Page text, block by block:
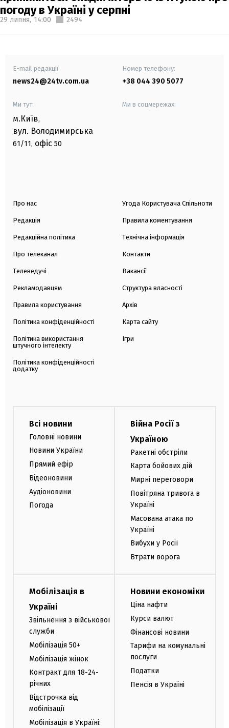
погоду в Україні у серпні
29 липня, 14:00 2494
E-mail редакції
news24@24tv.com.ua
Номер телефону:
+38 044 390 5077
Ми тут:
м.Київ,
вул. Володимирська
61/11, офіс 50
Ми в соцмережах:
Про нас
Редакція
Редакційна політика
Про телеканал
Телеведучі
Рекламодавцям
Правила користування
Політика конфіденційності
Політика використання
штучного інтелекту
Політика конфіденційності
додатку
Угода Користувача Спільноти
Правила коментування
Технічна інформація
Контакти
Вакансії
Структура власності
Архів
Карта сайту
Ігри
Всі новини
Головні новини
Новини України
Прямий ефір
Відеоновини
Аудіоновини
Погода
Війна Росії з
Україною
Ракетні обстріли
Карта бойових дій
Мирні переговори
Повітряна тривога в
Україні
Масована атака по
Україні
Вибухи у Росії
Втрати ворога
Мобілізація в
Україні
Звільнення з військової
служби
Мобілізація 50+
Мобілізація жінок
Контракт для 18-24-
річних
Відстрочка від
мобілізації
Мобілізація в Україні:
Новини економіки
Ціна нафти
Курси валют
Фінансові новини
Тарифи на комунальні
послуги
Податки
Пенсія в Україні